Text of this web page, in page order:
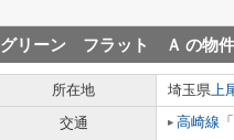
グリーン フラット Ａ の物
所在地 埼玉県上
交通
高崎線 「